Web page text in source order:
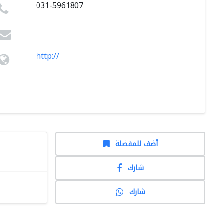
031-5961807
http://
أضف للمفضلة
شارك
شارك